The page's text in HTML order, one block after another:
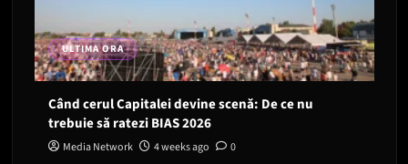
ULTIMA ORA
Când cerul Capitalei devine scenă: De ce nu
trebuie să ratezi BIAS 2026
Media Network 4 weeks ago 0